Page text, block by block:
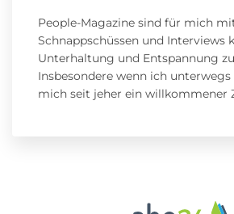
People-Magazine sind für mich
Schnappschüssen und Interviews
Unterhaltung und Entspannung
Insbesondere wenn ich
mich seit jeher ein willkommener